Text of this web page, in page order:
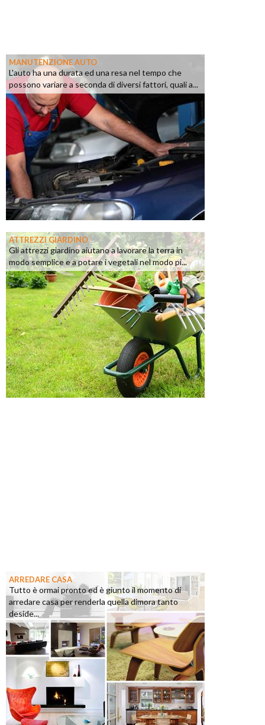
MANUTENZIONE AUTO
L'auto ha una durata ed una resa nel tempo che
possono variare a seconda di diversi fattori, quali a...
ATTREZZI GIARDINO
Gli attrezzi giardino aiutano a lavorare la terra in
modo semplice e a potare i vegetali nel modo pi...
ARREDARE CASA
Tutto è ormai pronto ed è giunto il momento di
arredare casa per renderla quella dimora tanto
deside...